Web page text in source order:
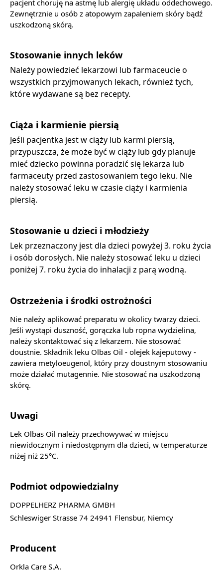
pacjent choruję na astmę lub alergię układu oddechowego.
Zewnętrznie u osób z atopowym zapaleniem skóry bądź
uszkodzoną skórą.
Stosowanie innych leków
Należy powiedzieć lekarzowi lub farmaceucie o
wszystkich przyjmowanych lekach, również tych,
które wydawane są bez recepty.
Ciąża i karmienie piersią
Jeśli pacjentka jest w ciąży lub karmi piersią,
przypuszcza, że może być w ciąży lub gdy planuje
mieć dziecko powinna poradzić się lekarza lub
farmaceuty przed zastosowaniem tego leku. Nie
należy stosować leku w czasie ciąży i karmienia
piersią.
Stosowanie u dzieci i młodzieży
Lek przeznaczony jest dla dzieci powyżej 3. roku życia
i osób dorosłych. Nie należy stosować leku u dzieci
poniżej 7. roku życia do inhalacji z parą wodną.
Ostrzeżenia i środki ostrożności
Nie należy aplikować preparatu w okolicy twarzy dzieci.
Jeśli wystąpi duszność, gorączka lub ropna wydzielina,
należy skontaktować się z lekarzem. Nie stosować
doustnie. Składnik leku Olbas Oil - olejek kajeputowy -
zawiera metyloeugenol, który przy doustnym stosowaniu
może działać mutagennie. Nie stosować na uszkodzoną
skórę.
Uwagi
Lek Olbas Oil należy przechowywać w miejscu
niewidocznym i niedostępnym dla dzieci, w temperaturze
niżej niż 25°C.
Podmiot odpowiedzialny
DOPPELHERZ PHARMA GMBH
Schleswiger Strasse 74 24941 Flensbur, Niemcy
Producent
Orkla Care S.A.